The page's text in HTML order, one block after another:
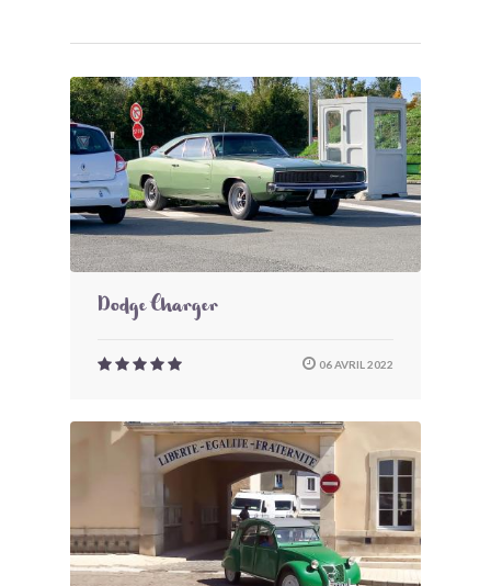
Dodge Charger
06 AVRIL 2022